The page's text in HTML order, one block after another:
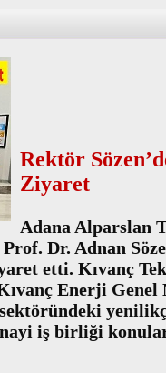
Rektör
Ziyaret
Adana Alparslan
Dr. Adnan
etti. Kıvanç
Enerji
iş birliği